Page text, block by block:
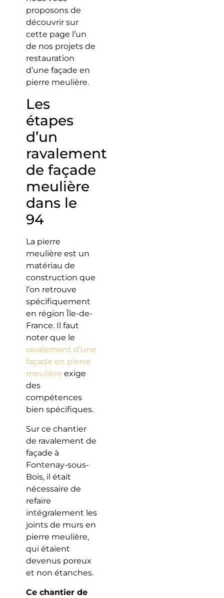
proposons de
découvrir sur
cette page l’un
de nos projets de
restauration
d’une façade en
pierre meulière.
Les
étapes
d’un
ravalement
de façade
meulière
dans le
94
La pierre
meulière est un
matériau de
construction que
l’on retrouve
spécifiquement
en région Île-de-
France. Il faut
noter que le
ravalement d’une
façade en pierre
meulière exige
des
compétences
bien spécifiques.
Sur ce chantier
de ravalement de
façade à
Fontenay-sous-
Bois, il était
nécessaire de
refaire
intégralement les
joints de murs en
pierre meulière,
qui étaient
devenus poreux
et non étanches.
Ce chantier de